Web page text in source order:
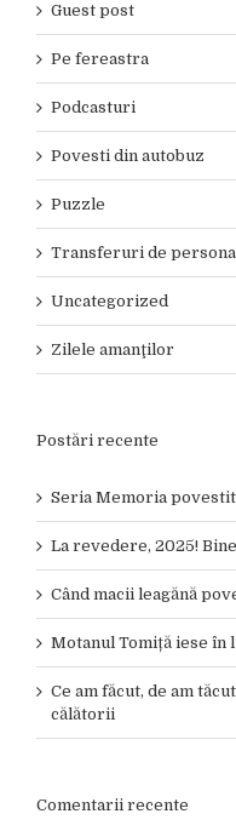
Guest post
Pe fereastra
Podcasturi
Povesti din autobuz
Puzzle
Transferuri de
Uncategorized
Zilele amanţilor
Postări recente
Seria Memoria
La revedere, 2025!
Când macii leagănă
Motanul Tomiță iese în
Ce am făcut, de am
călătorii
Comentarii recente